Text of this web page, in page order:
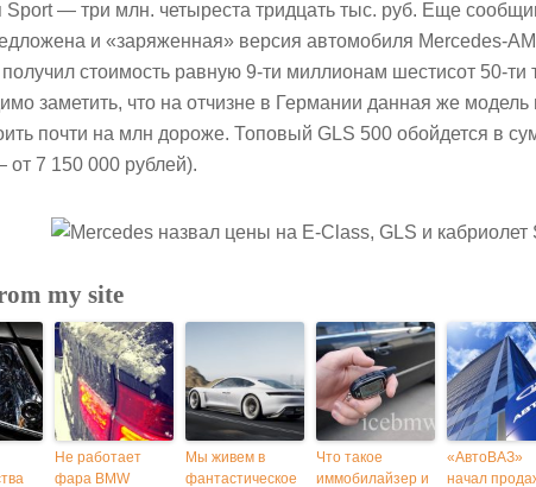
Sport — три млн. четыреста тридцать тыс. руб. Еще
и «заряженная» версия автомобиля Mercedes-
стоимость равную 9-ти миллионам шестисот 50-ти
заметить, что на отчизне в Германии данная же модель
почти на млн дороже. Топовый GLS 500 обойдется в
от 7 150 000 рублей).
my site
Не работает
фара BMW
Мы живем в
фантастическое
Что такое
иммобилайзер и
«АвтоВАЗ»
начал